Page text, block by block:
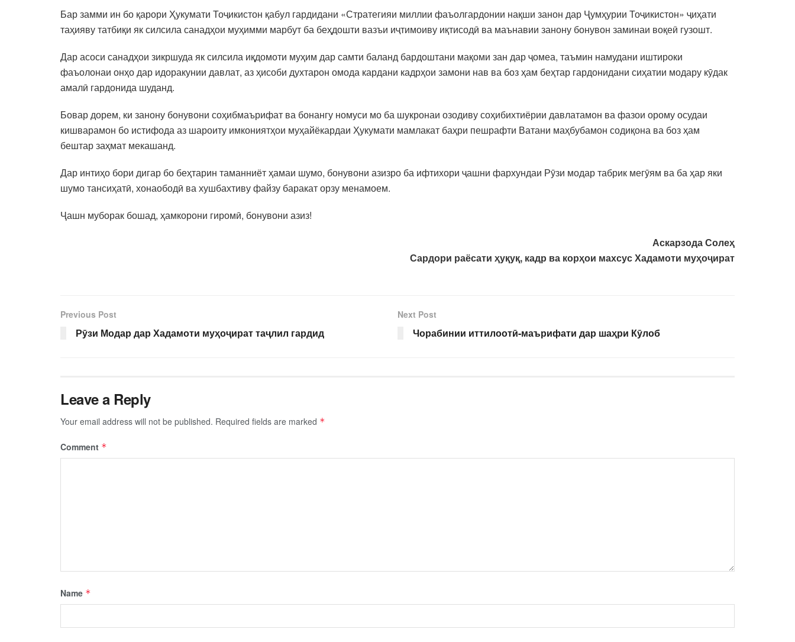
Бар замми ин бо қарори Ҳукумати Тоҷикистон қабул гардидани «Стратегияи миллии фаъолгардонии нақши занон дар Ҷумҳурии Тоҷикистон» ҷиҳати
таҳияву татбиқи як силсила санадҳои муҳимми марбут ба беҳдошти вазъи иҷтимоиву иқтисодӣ ва маънавии занону бонувон заминаи воқеӣ гузошт.
Дар асоси санадҳои зикршуда як силсила иқдомоти муҳим дар самти баланд бардоштани мақоми зан дар ҷомеа, таъмин намудани иштироки
фаъолонаи онҳо дар идоракунии давлат, аз ҳисоби духтарон омода кардани кадрҳои замони нав ва боз ҳам беҳтар гардонидани сиҳатии модару кӯдак
амалӣ гардонида шуданд.
Бовар дорем, ки занону бонувони соҳибмаърифат ва бонангу номуси мо ба шукронаи озодиву соҳибихтиёрии давлатамон ва фазои орому осудаи
кишварамон бо истифода аз шароиту имкониятҳои муҳайёкардаи Ҳукумати мамлакат баҳри пешрафти Ватани маҳбубамон содиқона ва боз ҳам
бештар заҳмат мекашанд.
Дар интиҳо бори дигар бо беҳтарин таманниёт ҳамаи шумо, бонувони азизро ба ифтихори ҷашни фархундаи Рӯзи модар табрик мегӯям ва ба ҳар яки
шумо тансиҳатӣ, хонаободӣ ва хушбахтиву файзу баракат орзу менамоем.
Ҷашн муборак бошад, ҳамкорони гиромӣ, бонувони азиз!
Аскарзода Солеҳ
Сардори раёсати ҳуқуқ, кадр ва корҳои махсус Хадамоти муҳоҷират
Previous Post
Рӯзи Модар дар Хадамоти муҳоҷират таҷлил гардид
Next Post
Чорабинии иттилоотӣ-маърифати дар шаҳри Кӯлоб
Leave a Reply
Your email address will not be published. Required fields are marked *
Comment *
Name *